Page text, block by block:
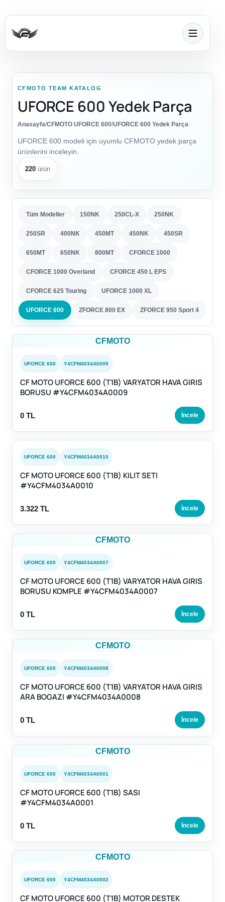
CFMOTO TEAM KATALOG
UFORCE 600 Yedek Parça
Anasayfa/CFMOTO UFORCE 600/UFORCE 600 Yedek Parça
UFORCE 600 modeli için uyumlu CFMOTO yedek parça
ürünlerini inceleyin.
220 ürün
Tüm Modeller 150NK 250CL-X 250NK
250SR 400NK 450MT 450NK 450SR
650MT 650NK 800MT CFORCE 1000
CFORCE 1000 Overland CFORCE 450 L EPS
CFORCE 625 Touring UFORCE 1000 XL
UFORCE 600 ZFORCE 800 EX ZFORCE 950 Sport 4
CFMOTO
UFORCE 600 Y4CFM4034A0009
CF MOTO UFORCE 600 (T1B) VARYATOR HAVA GIRIS
BORUSU #Y4CFM4034A0009
0 TL İncele
UFORCE 600 Y4CFM4034A0010
CF MOTO UFORCE 600 (T1B) KILIT SETI
#Y4CFM4034A0010
3.322 TL İncele
CFMOTO
UFORCE 600 Y4CFM4034A0007
CF MOTO UFORCE 600 (T1B) VARYATOR HAVA GIRIS
BORUSU KOMPLE #Y4CFM4034A0007
0 TL İncele
CFMOTO
UFORCE 600 Y4CFM4034A0008
CF MOTO UFORCE 600 (T1B) VARYATOR HAVA GIRIS
ARA BOGAZI #Y4CFM4034A0008
0 TL İncele
CFMOTO
UFORCE 600 Y4CFM4034A0001
CF MOTO UFORCE 600 (T1B) SASI
#Y4CFM4034A0001
0 TL İncele
CFMOTO
UFORCE 600 Y4CFM4034A0002
CF MOTO UFORCE 600 (T1B) MOTOR DESTEK